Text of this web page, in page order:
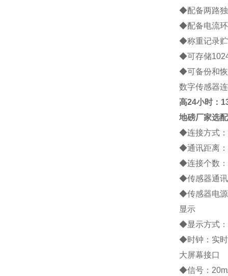
◆配备两路
◆配备电流
◆称重记录
◆可存储
◆可备份和
数字传感器
高24小时：
地磅厂家选
◆连接方式：
◆通讯距离
◆连接个数：
◆传感器通
◆传感器电
显示
◆显示方式：
◆时钟：实
大屏幕接口
◆信号：